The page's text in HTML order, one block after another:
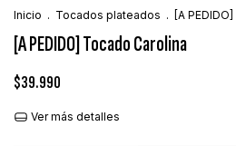
Inicio . Tocados plateados . [A
[A PEDIDO] Tocado Carolina
$39.990
Ver más detalles